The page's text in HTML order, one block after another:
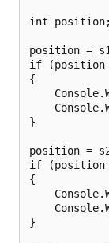
int position;
position =
if (position
{
}
position =
if (position
{
}